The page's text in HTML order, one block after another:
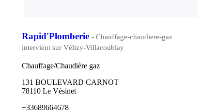
Rapid'Plomberie - Chauffage-chaudiere-gaz
intervient sur Vélizy-Villacoublay
Chauffage/Chaudière gaz
131 BOULEVARD CARNOT
78110 Le Vésinet
+33689664678